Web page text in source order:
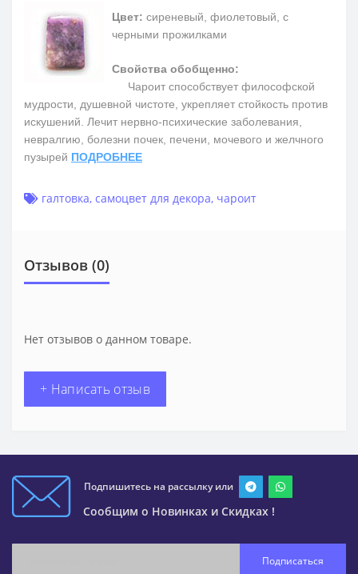
Цвет: сиреневый, фиолетовый, с
черными прожилками
Свойства обобщенно:
Чароит способствует философской
мудрости, душевной чистоте, укрепляет стойкость против
искушений. Лечит нервно-психические заболевания,
невралгию, болезни почек, печени, мочевого и желчного
пузырей ПОДРОБНЕЕ
галтовка, самоцвет для декора, чароит
Отзывов (0)
Нет отзывов о данном товаре.
+ Написать отзыв
Подпишитесь на рассылку или
Сообщим о Новинках и Скидках !
Подписаться